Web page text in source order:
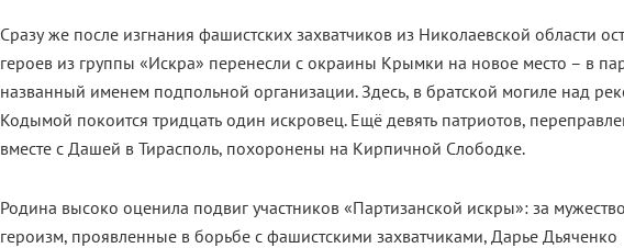
Сразу же после изгнания фашистских захватчиков из Николаевской области
героев из группы «Искра» перенесли с окраины Крымки на новое место – в
названный именем подпольной организации. Здесь, в братской могиле над
Кодымой покоится тридцать один искровец. Ещё девять патриотов,
вместе с Дашей в Тирасполь, похоронены на Кирпичной Слободке.
Родина высоко оценила подвиг участников «Партизанской искры»: за
героизм, проявленные в борьбе с фашистскими захватчиками, Дарье Дьяченко